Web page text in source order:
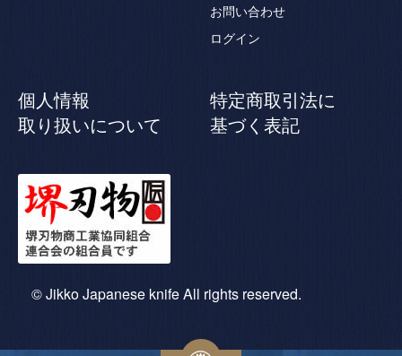
お問い合わせ
ログイン
個人情報
取り扱いについて
特定商取引法に
基づく表記
© Jikko Japanese knife All rights reserved.